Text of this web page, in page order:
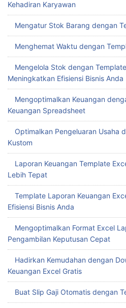
Kehadiran Karyawan
Mengatur Stok Barang dengan
Menghemat Waktu dengan
Mengelola Stok dengan
Meningkatkan Efisiensi Bisnis Anda
Mengoptimalkan Keuangan
Keuangan Spreadsheet
Optimalkan Pengeluaran Usaha
Kustom
Laporan Keuangan Template
Lebih Tepat
Template Laporan Keuangan
Efisiensi Bisnis Anda
Mengoptimalkan Format Excel
Pengambilan Keputusan Cepat
Hadirkan Kemudahan dengan
Keuangan Excel Gratis
Buat Slip Gaji Otomatis dengan